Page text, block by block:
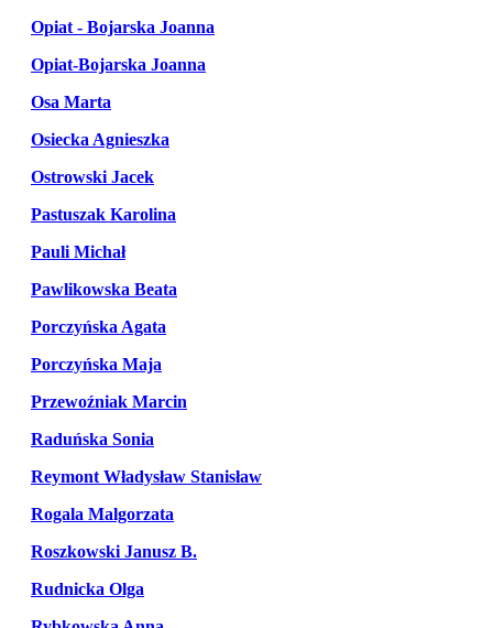
Opiat - Bojarska Joanna
Opiat-Bojarska Joanna
Osa Marta
Osiecka Agnieszka
Ostrowski Jacek
Pastuszak Karolina
Pauli Michał
Pawlikowska Beata
Porczyńska Agata
Porczyńska Maja
Przewoźniak Marcin
Raduńska Sonia
Reymont Władysław Stanisław
Rogala Malgorzata
Roszkowski Janusz B.
Rudnicka Olga